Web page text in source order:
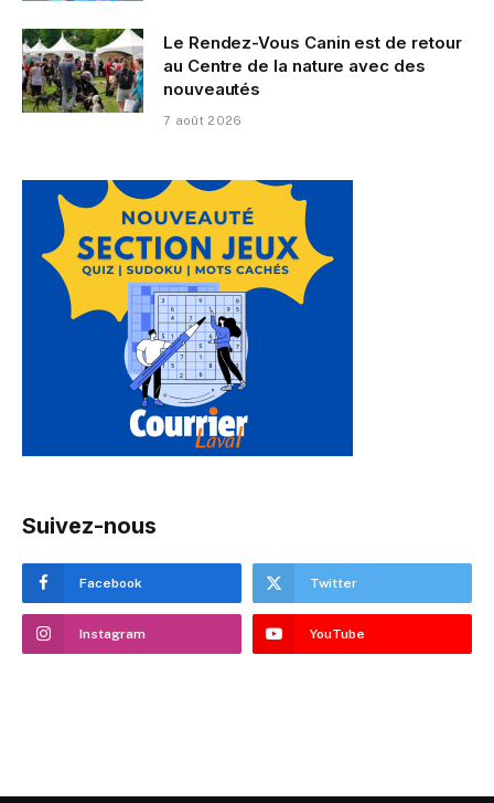
Le Rendez-Vous Canin est de retour
au Centre de la nature avec des
nouveautés
7 août 2026
Suivez-nous
Facebook Twitter
Instagram YouTube